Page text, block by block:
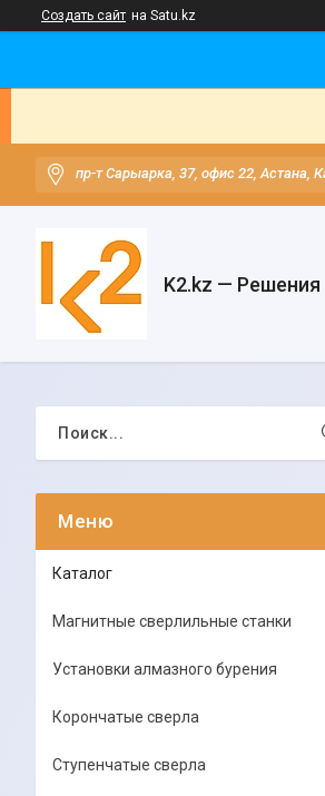
Создать сайт на Satu.kz
пр-т Сарыарка, 37, офис 22, Астана,
K2.kz —
Каталог
Магнитные сверлильные станки
Установки алмазного бурения
Корончатые сверла
Ступенчатые сверла